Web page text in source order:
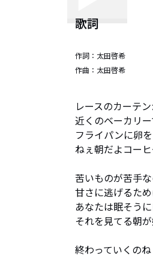
歌詞
作詞： 太田啓希
作曲： 太田啓希
レースのカーテ
近くのベーカリ
フライパンに卵
ねぇ朝だよコー
苦いものが苦手
甘さに逃げるた
あなたは眠そう
それを見てる朝
終わっていくのね